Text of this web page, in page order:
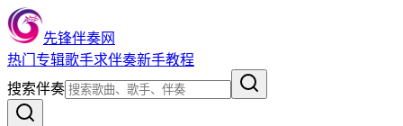
先锋伴奏网
热门 专辑歌手求伴奏新手教程
搜索伴奏